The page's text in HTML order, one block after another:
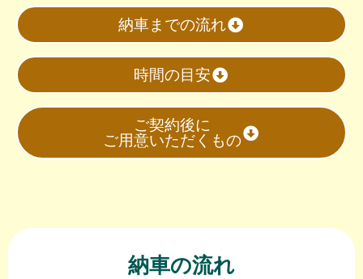
納車までの流れ
時間の目安
ご契約後に
ご用意いただくもの
納車の流れ